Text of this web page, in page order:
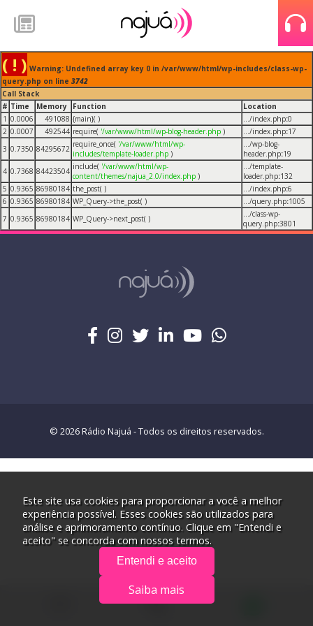
( ! ) Warning: Undefined array key 0 in /var/www/html/wp-includes/class-wp-
query.php on line 3742
Call Stack
# Time Memory Function
Location
1 0.0006 491088 {main}( ) .../index.php:0
2 0.0007 492544 require( '/var/www/html/wp-blog-header.php ) .../index.php:17
3 0.7350 84295672 require_once( '/var/www/html/wp-
includes/template-loader.php )
.../wp-blog-
header.php:19
4 0.7368 84423504 include( '/var/www/html/wp-
content/themes/najua_2.0/index.php )
.../template-
loader.php:132
5 0.9365 86980184 the_post( ) .../index.php:6
6 0.9365 86980184 WP_Query->the_post( ) .../query.php:1005
7 0.9365 86980184 WP_Query->next_post( )
.../class-wp-
query.php:3801
© 2026 Rádio Najuá - Todos os direitos reservados.
Este site usa cookies para proporcionar a você a melhor
experiência possível. Esses cookies são utilizados para
análise e aprimoramento contínuo. Clique em "Entendi e
aceito" se concorda com nossos termos.
Entendi e aceito
Saiba mais